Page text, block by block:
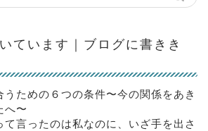
ています｜ブログに書きき
ための６つの条件〜今の関係をあき
へ〜
て言ったのは私なのに、いざ手を出さ